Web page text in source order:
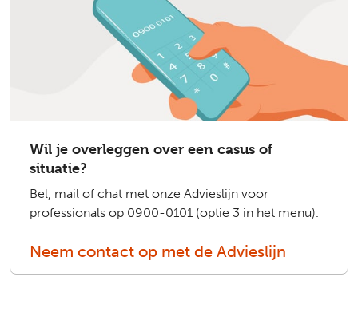
Wil je overleggen over een casus of
situatie?
Bel, mail of chat met onze Advieslijn voor
professionals op 0900-0101 (optie 3 in het menu).
Neem contact op met de Advieslijn